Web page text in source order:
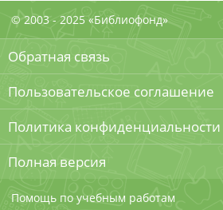
© 2003 - 2025 «Библиофонд»
Обратная связь
Пользовательское соглашение
Политика конфиденциальности
Полная версия
Помощь по учебным работам